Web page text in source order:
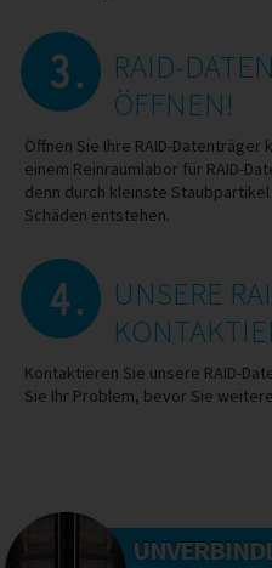
RAID-
ÖFFNEN!
Öffnen Sie Ihre RAID-
einem Reinraumlabor für RAID-
denn durch kleinste
Schäden entstehen.
UNSERE
Kontaktieren Sie unsere RAID-
Sie Ihr Problem, bevor Sie